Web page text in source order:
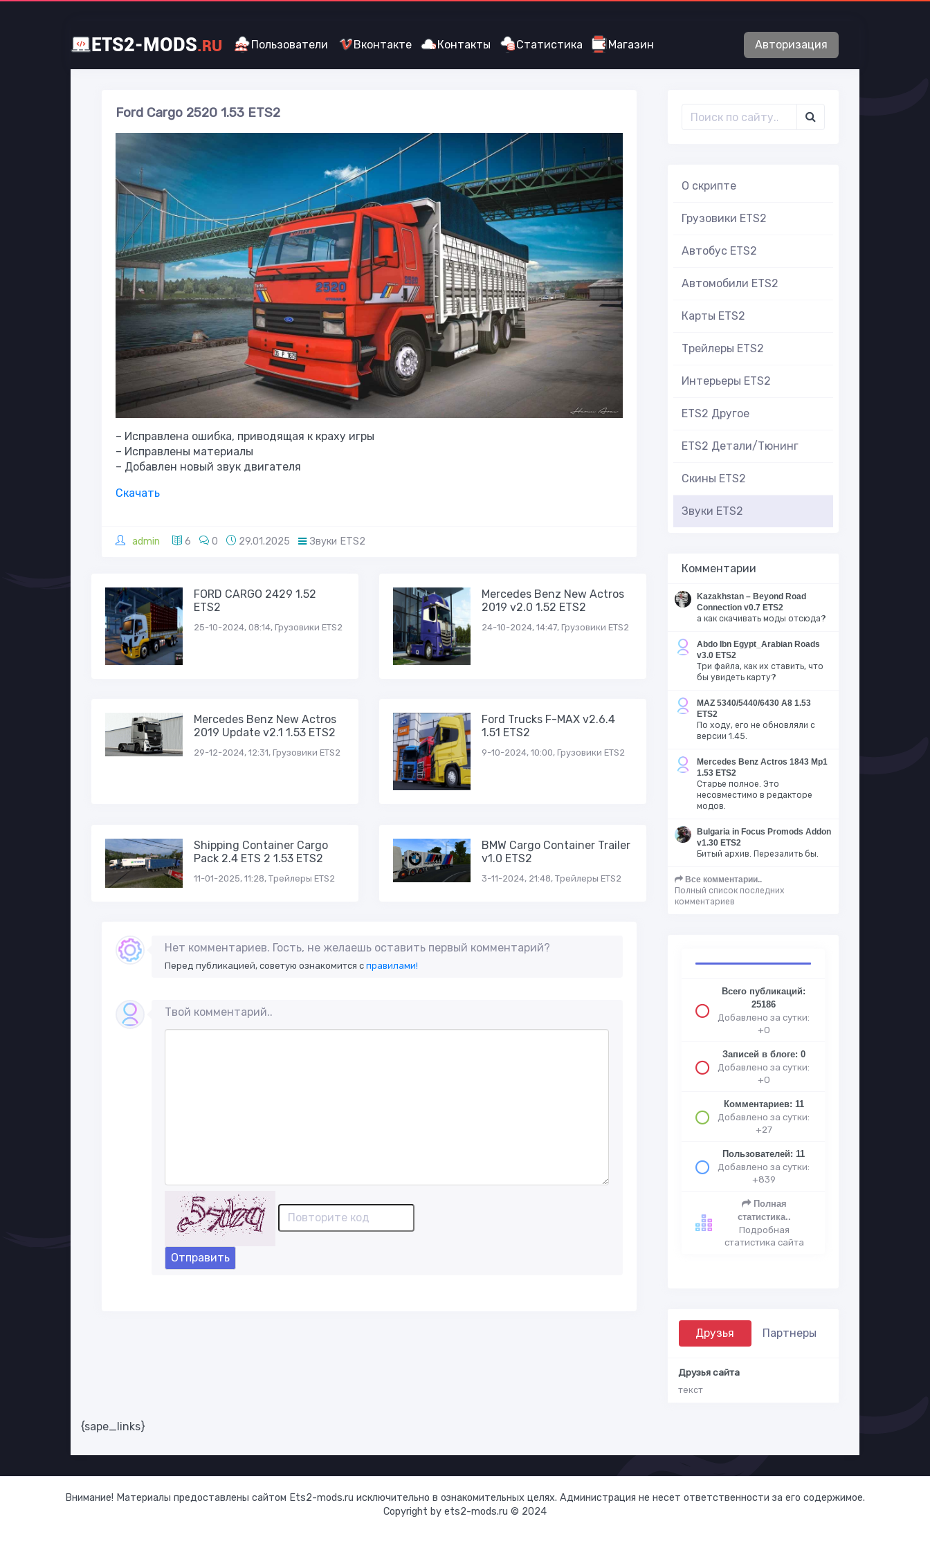
ETS2-MODS.RU Пользователи Вконтакте Контакты Статистика Магазин Авторизация
Ford Cargo 2520 1.53 ETS2
– Исправлена ошибка, приводящая к краху игры
– Исправлены материалы
– Добавлен новый звук двигателя
Скачать
admin 6 0 29.01.2025 Звуки ETS2
FORD CARGO 2429 1.52
ETS2
25-10-2024, 08:14, Грузовики ETS2
Mercedes Benz New Actros
2019 v2.0 1.52 ETS2
24-10-2024, 14:47, Грузовики ETS2
Mercedes Benz New Actros
2019 Update v2.1 1.53 ETS2
29-12-2024, 12:31, Грузовики ETS2
Ford Trucks F-MAX v2.6.4
1.51 ETS2
9-10-2024, 10:00, Грузовики ETS2
Shipping Container Cargo
Pack 2.4 ETS 2 1.53 ETS2
11-01-2025, 11:28, Трейлеры ETS2
BMW Cargo Container Trailer
v1.0 ETS2
3-11-2024, 21:48, Трейлеры ETS2
Нет комментариев. Гость, не желаешь оставить первый комментарий?
Перед публикацией, советую ознакомится справилами!
Твой комментарий..
Отправить
О скрипте
Грузовики ETS2
Автобус ETS2
Автомобили ETS2
Карты ETS2
Трейлеры ETS2
Интерьеры ETS2
ETS2 Другое
ETS2 Детали/Тюнинг
Скины ETS2
Звуки ETS2
Комментарии
Kazakhstan – Beyond Road
Connection v0.7 ETS2
а как скачивать моды отсюда?
Abdo Ibn Egypt_Arabian Roads
v3.0 ETS2
Три файла, как их ставить, что
бы увидеть карту?
MAZ 5340/5440/6430 A8 1.53
ETS2
По ходу, его не обновляли с
версии 1.45.
Mercedes Benz Actros 1843 Mp1
1.53 ETS2
Старье полное. Это
несовместимо в редакторе
модов.
Bulgaria in Focus Promods Addon
v1.30 ETS2
Битый архив. Перезалить бы.
Все комментарии..
Полный список последних
комментариев
Всего публикаций:
25186
Добавлено за сутки:
+0
Записей в блоге: 0
Добавлено за сутки:
+0
Комментариев: 11
Добавлено за сутки:
+27
Пользователей: 11
Добавлено за сутки:
+839
Полная
статистика..
Подробная
статистика сайта
Друзья Партнеры
Друзья сайта
текст
{sape_links}
Внимание! Материалы предоставлены сайтом Ets2-mods.ru исключительно в ознакомительных целях. Администрация не несет ответственности за его содержимое.
Copyright by ets2-mods.ru © 2024